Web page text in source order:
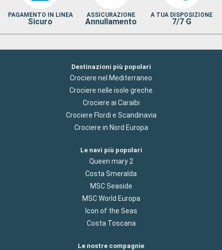
PAGAMENTO IN LINEA
Sicuro
ASSICURAZIONE
Annullamento
A TUA DISPOSIZIONE
7/7 G
Destinazioni più popolari
Crociere nel Mediterraneo
Crociere nelle isole greche
Crociere ai Caraibi
Crociere Flordi e Scandinavia
Crociere in Nord Europa
Le navi più popolari
Queen mary 2
Costa Smeralda
MSC Seaside
MSC World Europa
Icon of the Seas
Costa Toscana
Le nostre compagnie